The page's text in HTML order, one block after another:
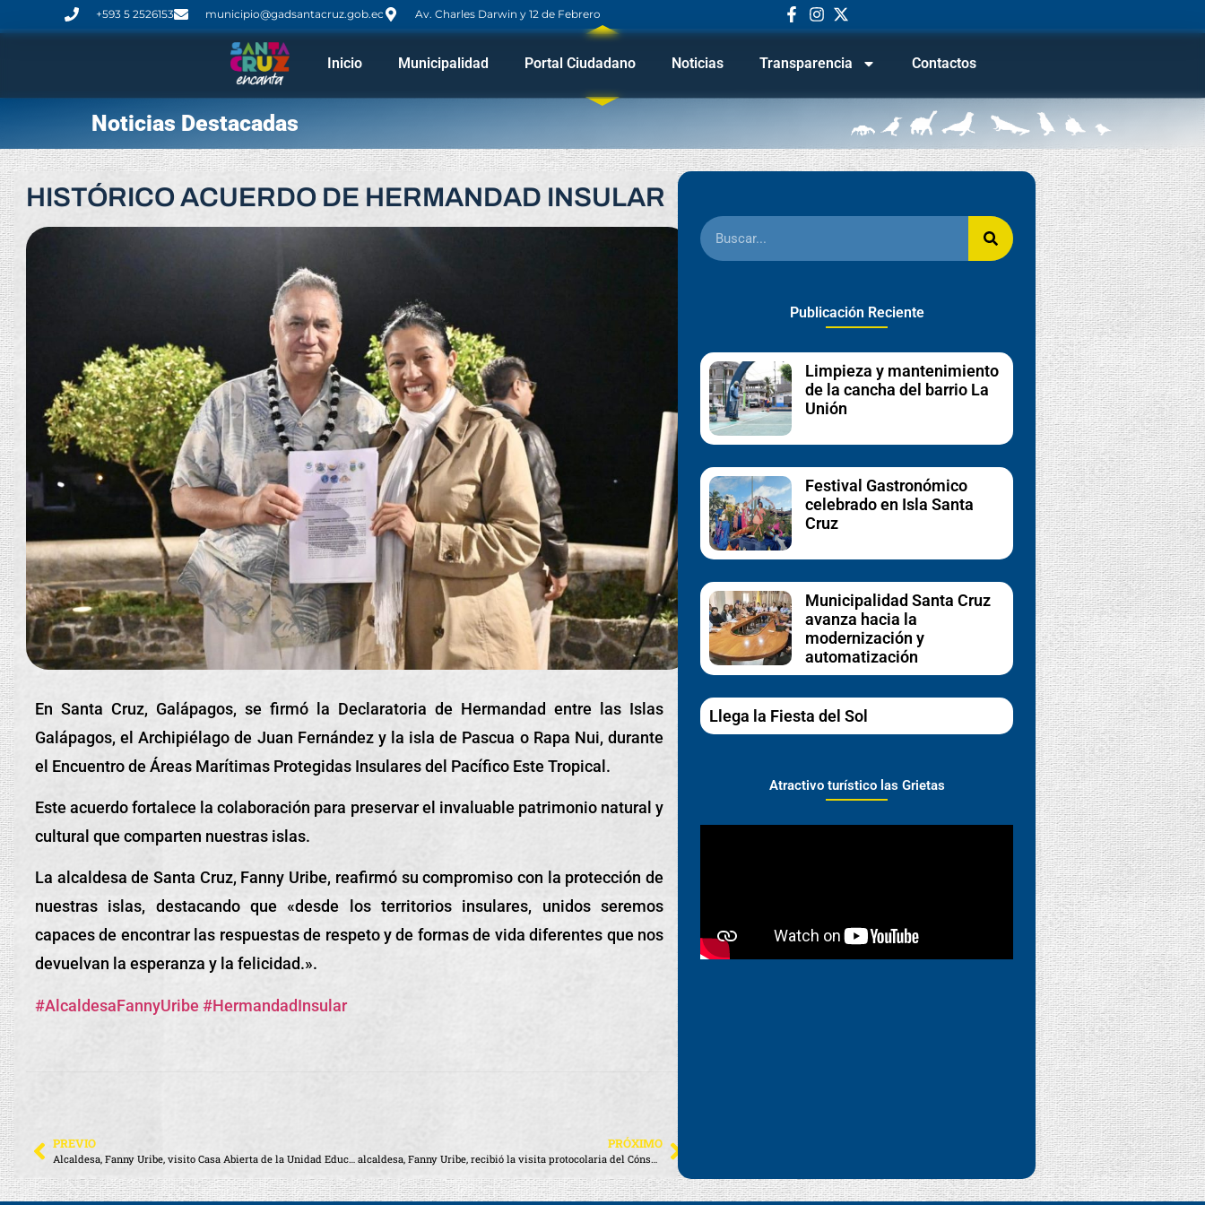
+593 5 2526153 municipio@gadsantacruz.gob.ec Av. Charles Darwin y 12 de Febrero
Inicio Municipalidad Portal Ciudadano Noticias Transparencia Contactos
Noticias Destacadas
HISTÓRICO ACUERDO DE HERMANDAD INSULAR
En Santa Cruz, Galápagos, se firmó la Declaratoria de Hermandad entre las Islas
Galápagos, el Archipiélago de Juan Fernández y la isla de Pascua o Rapa Nui, durante
el Encuentro de Áreas Marítimas Protegidas Insulares del Pacífico Este Tropical.
Este acuerdo fortalece la colaboración para preservar el invaluable patrimonio natural y
cultural que comparten nuestras islas.
La alcaldesa de Santa Cruz, Fanny Uribe, reafirmó su compromiso con la protección de
nuestras islas, destacando que «desde los territorios insulares, unidos seremos
capaces de encontrar las respuestas de respeto y de formas de vida diferentes que nos
devuelvan la esperanza y la felicidad.».
#AlcaldesaFannyUribe#HermandadInsular
PREVIO
Alcaldesa, Fanny Uribe, visito Casa Abierta de la Unidad Educativa Fiscomisional San Francisco de Asís
PRÓXIMO
alcaldesa, Fanny Uribe, recibió la visita protocolaria del Cónsul de Canadá en Ecuador, James Clark
Publicación Reciente
Limpieza y mantenimiento
de la cancha del barrio La
Unión
Festival Gastronómico
celebrado en Isla Santa
Cruz
Municipalidad Santa Cruz
avanza hacia la
modernización y
automatización
Llega la Fiesta del Sol
Atractivo turístico las Grietas